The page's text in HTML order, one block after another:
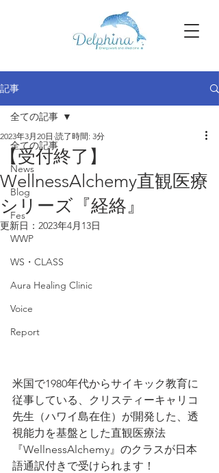
記事
全ての記事
News
Blog
Fes
WWP
WS・CLASS
Aura Healing Clinic
Voice
Report
全ての記事
【受付終了】
WellnessAlchemy直観医療
シリーズ『経絡』
2023年3月20日 読了時間: 3分
更新日： 2023年4月13日
米国で1980年代からサイキック教育に
従事している、クリスティーキャリコ
先生（ハワイ島在住）が開発した、透
視能力を基盤とした直観医療法
『WellnessAlchemy』のクラスが日本
語通訳付きで受けられます！